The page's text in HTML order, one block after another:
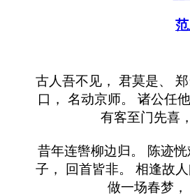
古人吾不见， 君莫是、
口， 名动京师。 诸公任
有客至门先喜
昔年连辔柳边归。 陈迹
子， 回首皆非。 相逢故
做一场春梦，